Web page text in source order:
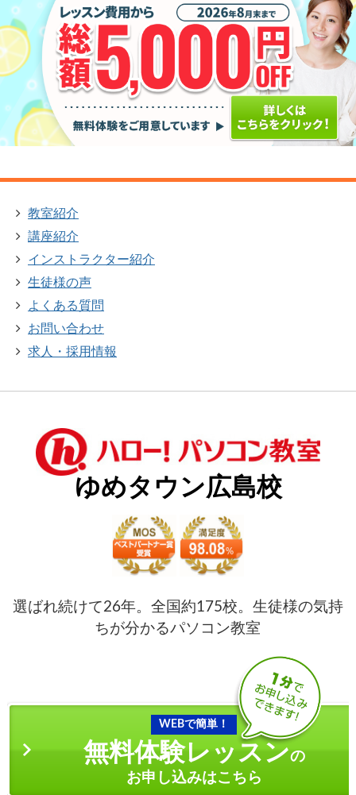
教室紹介
講座紹介
インストラクター紹介
生徒様の声
よくある質問
お問い合わせ
求人・採用情報
ゆめタウン広島校
選ばれ続けて26年。全国約175校。生徒様の気持
ちが分かるパソコン教室
WEBで簡単！
無料体験レッスンの
お申し込みはこちら